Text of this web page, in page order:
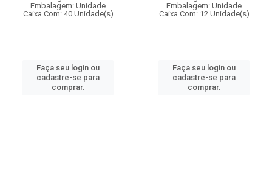
Embalagem: Unidade
Caixa Com: 40 Unidade(s)
Faça seu login ou
cadastre-se para
comprar.
Embalagem: Unidade
Caixa Com: 12 Unidade(s)
Faça seu login ou
cadastre-se para
comprar.